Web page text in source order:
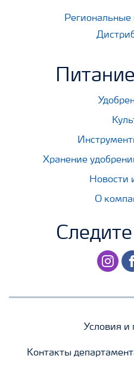
Региональные
Хранение
Новости
О
Условия и
Контакты